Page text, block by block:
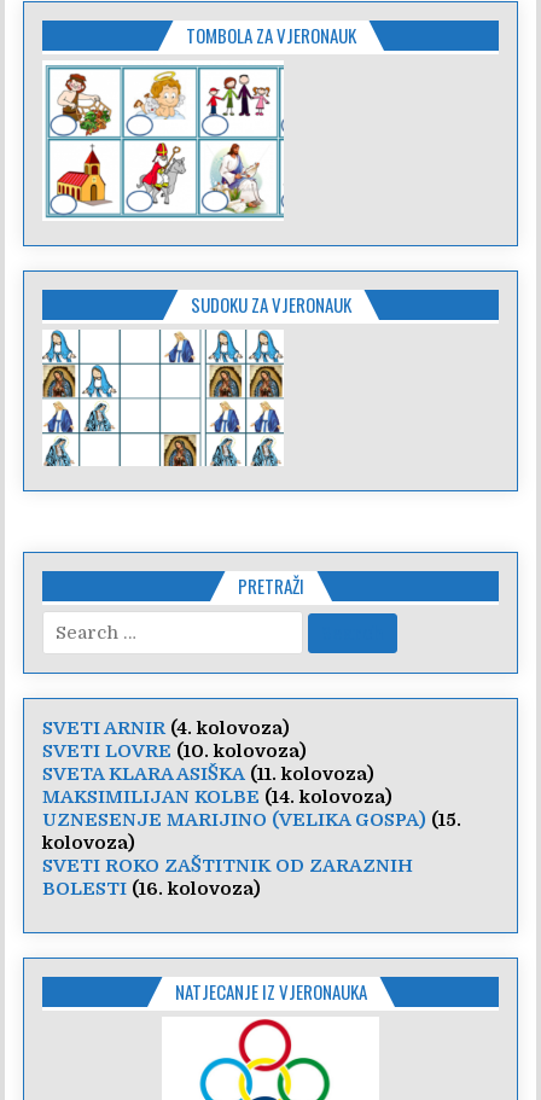
TOMBOLA ZA VJERONAUK
SUDOKU ZA VJERONAUK
PRETRAŽI
Search
for:
SVETI ARNIR(4. kolovoza)
SVETI LOVRE (10. kolovoza)
SVETA KLARA ASIŠKA (11. kolovoza)
MAKSIMILIJAN KOLBE (14. kolovoza)
UZNESENJE MARIJINO (VELIKA GOSPA) (15.
kolovoza)
SVETI ROKO ZAŠTITNIK OD ZARAZNIH
BOLESTI (16. kolovoza)
NATJECANJE IZ VJERONAUKA